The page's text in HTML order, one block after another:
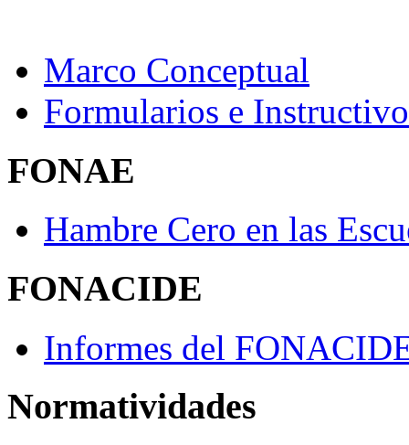
Marco Conceptual
Formularios e
FONAE
Hambre Cero en las
FONACIDE
Informes del
Normatividades